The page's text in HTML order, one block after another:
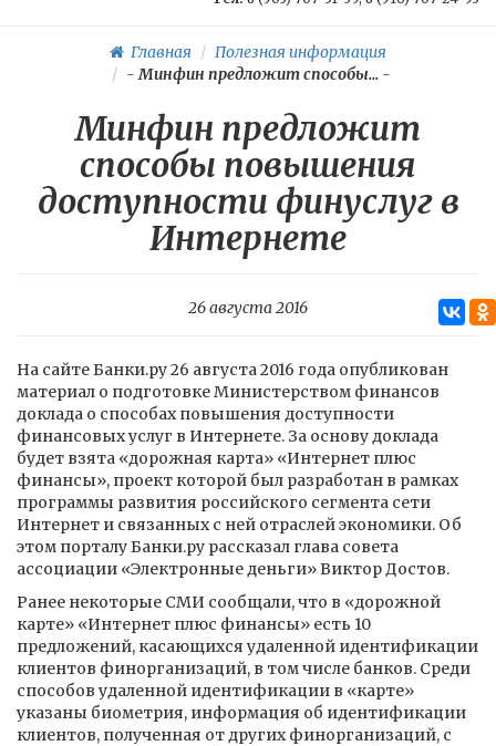
Главная
Полезная информация
-Минфин предложит способы...-
Минфин предложит
способы повышения
доступности финуслуг в
Интернете
26 августа 2016
На сайте Банки.ру 26 августа 2016 года опубликован
материал о подготовке Министерством финансов
доклада о способах повышения доступности
финансовых услуг в Интернете. За основу доклада
будет взята «дорожная карта» «Интернет плюс
финансы», проект которой был разработан в рамках
программы развития российского сегмента сети
Интернет и связанных с ней отраслей экономики. Об
этом порталу Банки.ру рассказал глава совета
ассоциации «Электронные деньги» Виктор Достов.
Ранее некоторые СМИ сообщали, что в «дорожной
карте» «Интернет плюс финансы» есть 10
предложений, касающихся удаленной идентификации
клиентов финорганизаций, в том числе банков. Среди
способов удаленной идентификации в «карте»
указаны биометрия, информация об идентификации
клиентов, полученная от других финорганизаций, с